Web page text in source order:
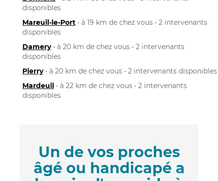
disponibles
Mareuil-le-Port • à 19 km de chez vous • 2 intervenants
disponibles
Damery• à 20 km de chez vous • 2 intervenants
disponibles
Pierry• à 20 km de chez vous • 2 intervenants disponibles
Mardeuil • à 22 km de chez vous • 2 intervenants
disponibles
Un de vos proches
âgé ou handicapé a